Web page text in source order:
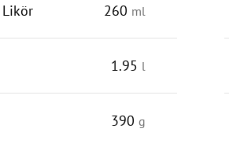
Likör 260 ml
1.95 l
390 g